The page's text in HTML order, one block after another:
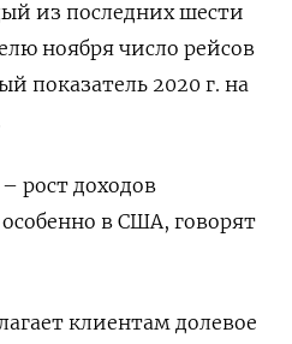
из последних шести
ноября число рейсов
показатель 2020 г. на
рост доходов
в США, говорят
клиентам долевое